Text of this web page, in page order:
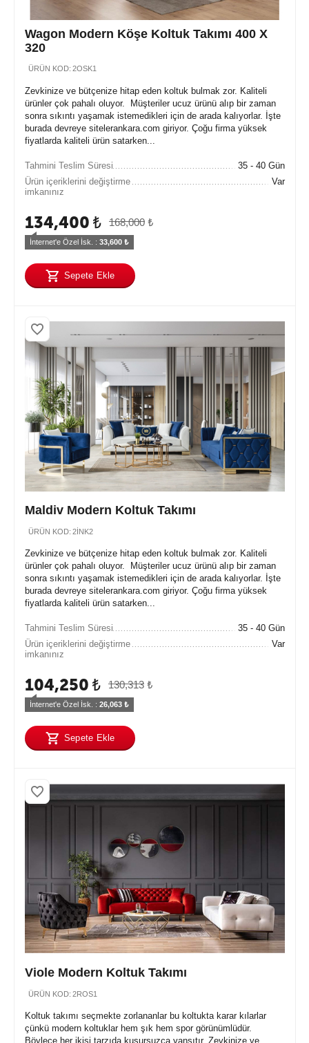
Wagon Modern Köşe Koltuk Takımı 400 X
320
ÜRÜN KOD: 2OSK1
Zevkinize ve bütçenize hitap eden koltuk bulmak zor. Kaliteli
ürünler çok pahalı oluyor. Müşteriler ucuz ürünü alıp bir zaman
sonra sıkıntı yaşamak istemedikleri için de arada kalıyorlar. İşte
burada devreye sitelerankara.com giriyor. Çoğu firma yüksek
fiyatlarda kaliteli ürün satarken...
Tahmini Teslim Süresi
35 - 40 Gün
Ürün içeriklerini değiştirme
imkanınız
Var
168,000 ₺
134,400 ₺
İnternet'e Özel İsk. : 33,600 ₺
Sepete Ekle
Maldiv Modern Koltuk Takımı
ÜRÜN KOD: 2İNK2
Zevkinize ve bütçenize hitap eden koltuk bulmak zor. Kaliteli
ürünler çok pahalı oluyor. Müşteriler ucuz ürünü alıp bir zaman
sonra sıkıntı yaşamak istemedikleri için de arada kalıyorlar. İşte
burada devreye sitelerankara.com giriyor. Çoğu firma yüksek
fiyatlarda kaliteli ürün satarken...
Tahmini Teslim Süresi
35 - 40 Gün
Ürün içeriklerini değiştirme
imkanınız
Var
130,313 ₺
104,250 ₺
İnternet'e Özel İsk. : 26,063 ₺
Sepete Ekle
Viole Modern Koltuk Takımı
ÜRÜN KOD: 2ROS1
Koltuk takımı seçmekte zorlananlar bu koltukta karar kılarlar
çünkü modern koltuklar hem şık hem spor görünümlüdür.
Böylece her ikisi tarzıda kusursuzca yansıtır. Zevkinize ve